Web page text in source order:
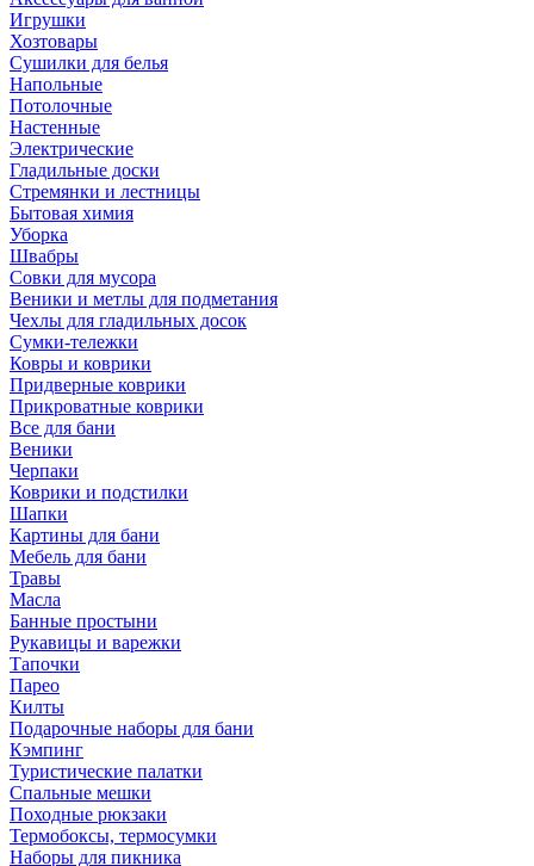
Игрушки
Хозтовары
Сушилки для белья
Напольные
Потолочные
Настенные
Электрические
Гладильные доски
Стремянки и лестницы
Бытовая химия
Уборка
Швабры
Совки для мусора
Веники и метлы для подметания
Чехлы для гладильных досок
Сумки-тележки
Ковры и коврики
Придверные коврики
Прикроватные коврики
Все для бани
Веники
Черпаки
Коврики и подстилки
Шапки
Картины для бани
Мебель для бани
Травы
Масла
Банные простыни
Рукавицы и варежки
Тапочки
Парео
Килты
Подарочные наборы для бани
Кэмпинг
Туристические палатки
Спальные мешки
Походные рюкзаки
Термобоксы, термосумки
Наборы для пикника